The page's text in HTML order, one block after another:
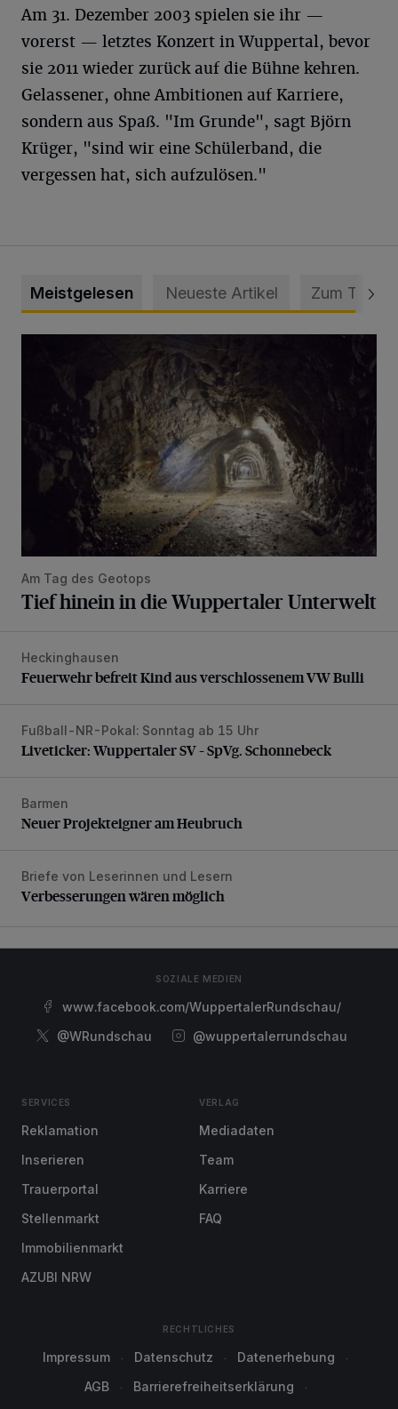
Am 31. Dezember 2003 spielen sie ihr —
vorerst — letztes Konzert in Wuppertal, bevor
sie 2011 wieder zurück auf die Bühne kehren.
Gelassener, ohne Ambitionen auf Karriere,
sondern aus Spaß. "Im Grunde", sagt Björn
Krüger, "sind wir eine Schülerband, die
vergessen hat, sich aufzulösen."
Meistgelesen Neueste Artikel Zum Thema
Am Tag des Geotops
Tief hinein in die Wuppertaler Unterwelt
Feuerwehr befreit Kind aus verschlossenem VW Bulli
Heckinghausen
Feuerwehr befreit Kind aus verschlossenem VW Bulli
Liveticker: Wuppertaler SV – SpVg. Schonnebeck
Fußball-NR-Pokal: Sonntag ab 15 Uhr
Liveticker: Wuppertaler SV – SpVg. Schonnebeck
Neuer Projekteigner am Heubruch
Barmen
Neuer Projekteigner am Heubruch
Verbesserungen wären möglich
Briefe von Leserinnen und Lesern
Verbesserungen wären möglich
SOZIALE MEDIEN
www.facebook.com/WuppertalerRundschau/
@WRundschau
@wuppertalerrundschau
SERVICES
Reklamation
Inserieren
Trauerportal
Stellenmarkt
Immobilienmarkt
AZUBI NRW
VERLAG
Mediadaten
Team
Karriere
FAQ
RECHTLICHES
Impressum Datenschutz
Datenerhebung
AGB
Barrierefreiheitserklärung